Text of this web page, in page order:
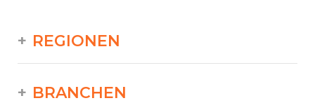
REGIONEN
BRANCHEN